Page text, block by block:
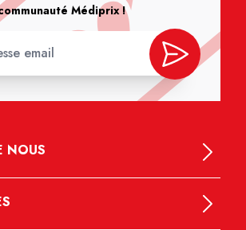
Médiprix !
NOUS